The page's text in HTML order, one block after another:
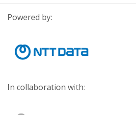
Powered by:
In collaboration with: